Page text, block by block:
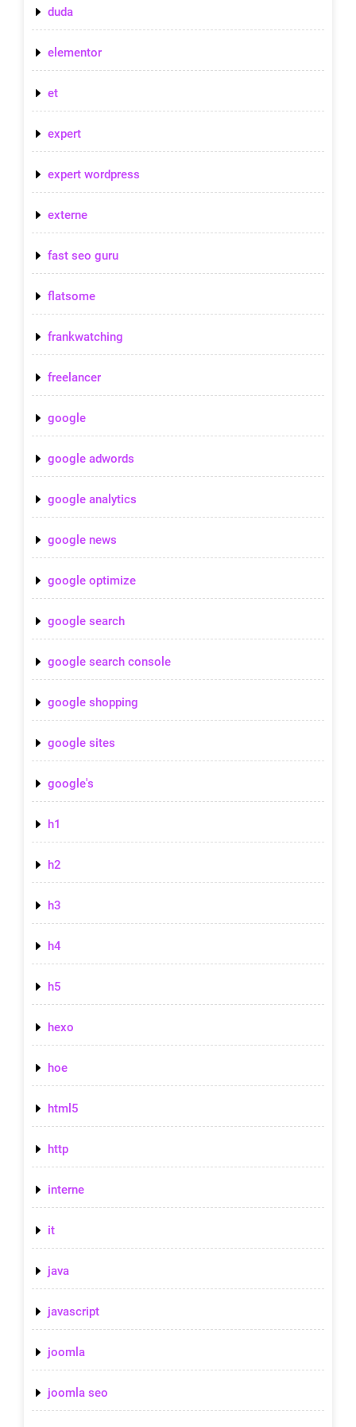
duda
elementor
et
expert
expert wordpress
externe
fast seo guru
flatsome
frankwatching
freelancer
google
google adwords
google analytics
google news
google optimize
google search
google search console
google shopping
google sites
google's
h1
h2
h3
h4
h5
hexo
hoe
html5
http
interne
it
java
javascript
joomla
joomla seo